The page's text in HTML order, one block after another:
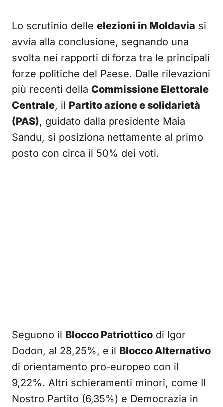
Lo scrutinio delle elezioni in Moldavia si
avvia alla conclusione, segnando una
svolta nei rapporti di forza tra le principali
forze politiche del Paese. Dalle rilevazioni
più recenti della Commissione Elettorale
Centrale, il Partito azione e solidarietà
(PAS), guidato dalla presidente Maia
Sandu, si posiziona nettamente al primo
posto con circa il 50% dei voti.
Seguono il Blocco Patriottico di Igor
Dodon, al 28,25%, e il Blocco Alternativo
di orientamento pro-europeo con il
9,22%. Altri schieramenti minori, come Il
Nostro Partito (6,35%) e Democrazia in